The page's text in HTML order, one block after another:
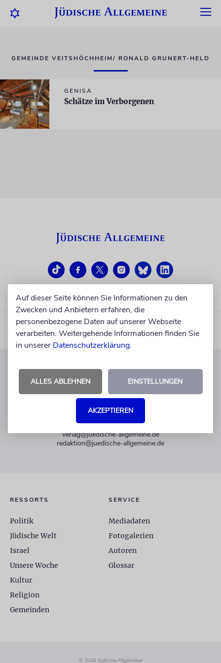
GEMEINDE VEITSHÖCHHEIM/ RONALD GRUNERT-HELD
GENISA
Schätze im Verborgenen
KUNDENSERVICE
+49 30 275833 0
Mo-Do 9-17 Uhr
verlag@juedische-allgemeine.de
redaktion@juedische-allgemeine.de
RESSORTS
Politik
Jüdische Welt
Israel
Unsere Woche
Kultur
Religion
Gemeinden
SERVICE
Mediadaten
Fotogalerien
Autoren
Glossar
© 2026 Jüdische Allgemeine
Auf dieser Seite können Sie Informationen zu den
Zwecken und Anbietern erfahren, die
personenbezogene Daten auf unserer Webseite
verarbeiten. Weitergehende Informationen finden Sie
in unserer Datenschutzerklärung.
ALLES ABLEHNEN EINSTELLUNGEN
AKZEPTIEREN